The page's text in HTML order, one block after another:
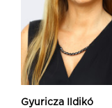
Gyuricza Ildikó